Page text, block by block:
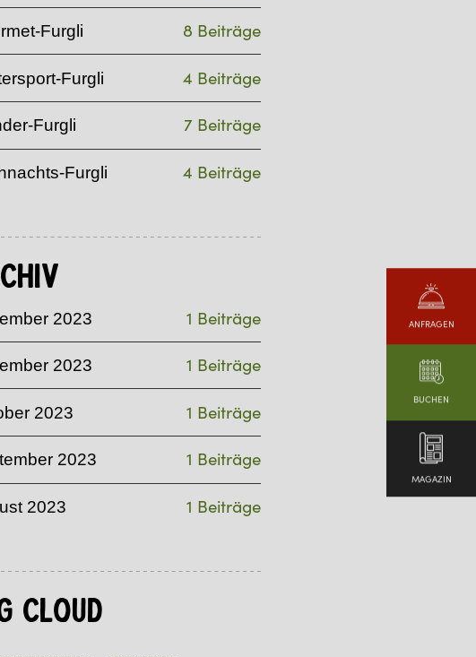
ANFRAGEN
BUCHEN
MAGAZIN
Furgli 8 Beiträge
Furgli 4 Beiträge
Furgli 7 Beiträge
Furgli 4 Beiträge
2023 1 Beiträge
2023 1 Beiträge
2023 1 Beiträge
2023 1 Beiträge
2023 1 Beiträge
Cloud